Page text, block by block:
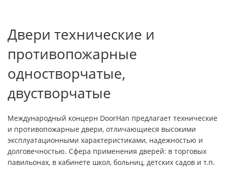
Двери технические и
противопожарные
одностворчатые,
двустворчатые
Международный концерн DoorHan предлагает технические
и противопожарные двери, отличающиеся высокими
эксплуатационными характеристиками, надежностью и
долговечностью. Сфера применения дверей: в торговых
павильонах, в кабинете школ, больниц, детских садов и т.п.